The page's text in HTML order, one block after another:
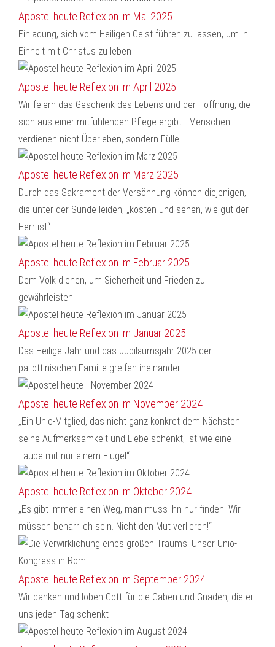
Apostel heute Reflexion im Mai 2025
Einladung, sich vom Heiligen Geist führen zu lassen, um in
Einheit mit Christus zu leben
Apostel heute Reflexion im April 2025
Wir feiern das Geschenk des Lebens und der Hoffnung, die
sich aus einer mitfühlenden Pflege ergibt - Menschen
verdienen nicht Überleben, sondern Fülle
Apostel heute Reflexion im März 2025
Durch das Sakrament der Versöhnung können diejenigen,
die unter der Sünde leiden, „kosten und sehen, wie gut der
Herr ist“
Apostel heute Reflexion im Februar 2025
Dem Volk dienen, um Sicherheit und Frieden zu
gewährleisten
Apostel heute Reflexion im Januar 2025
Das Heilige Jahr und das Jubiläumsjahr 2025 der
pallottinischen Familie greifen ineinander
Apostel heute Reflexion im November 2024
„Ein Unio-Mitglied, das nicht ganz konkret dem Nächsten
seine Aufmerksamkeit und Liebe schenkt, ist wie eine
Taube mit nur einem Flügel“
Apostel heute Reflexion im Oktober 2024
„Es gibt immer einen Weg, man muss ihn nur finden. Wir
müssen beharrlich sein. Nicht den Mut verlieren!“
Apostel heute Reflexion im September 2024
Wir danken und loben Gott für die Gaben und Gnaden, die er
uns jeden Tag schenkt